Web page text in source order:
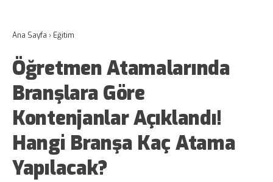
Ana Sayfa › Eğitim
Öğretmen Atamalarında
Branşlara Göre
Kontenjanlar Açıklandı!
Hangi Branşa Kaç Atama
Yapılacak?